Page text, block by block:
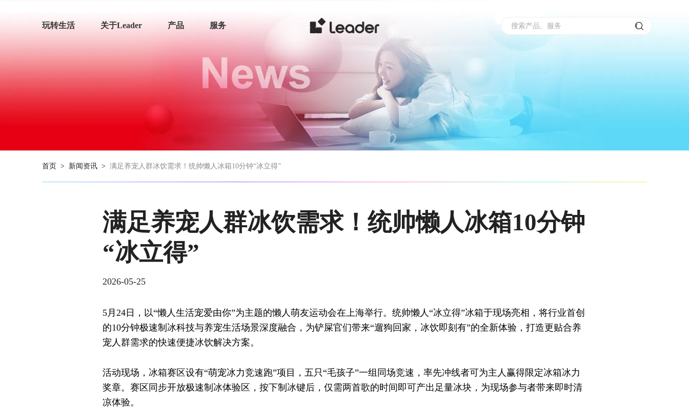
搜索产品、服务
玩转生活 关于Leader 产品 服务
首页> 新闻资讯> 满足养宠人群冰饮需求！统帅懒人冰箱10分钟“冰立得”
满足养宠人群冰饮需求！统帅懒人冰箱10分钟
“冰立得”
2026-05-25
5月24日，以“懒人生活宠爱由你”为主题的懒人萌友运动会在上海举行。统帅懒人“冰立得”冰箱于现场亮相，将行业首创
的10分钟极速制冰科技与养宠生活场景深度融合，为铲屎官们带来“遛狗回家，冰饮即刻有”的全新体验，打造更贴合养
宠人群需求的快速便捷冰饮解决方案。
活动现场，冰箱赛区设有“萌宠冰力竞速跑”项目，五只“毛孩子”一组同场竞速，率先冲线者可为主人赢得限定冰箱冰力
奖章。赛区同步开放极速制冰体验区，按下制冰键后，仅需两首歌的时间即可产出足量冰块，为现场参与者带来即时清
凉体验。